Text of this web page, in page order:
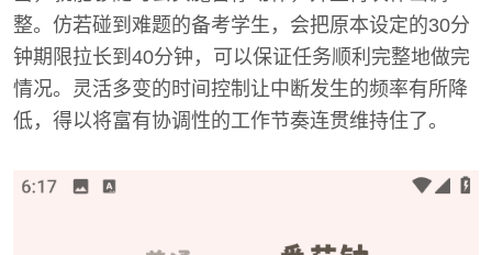
整。仿若碰到难题的备考学生，会把原本设定的30分
钟期限拉长到40分钟，可以保证任务顺利完整地做完
情况。灵活多变的时间控制让中断发生的频率有所降
低，得以将富有协调性的工作节奏连贯维持住了。